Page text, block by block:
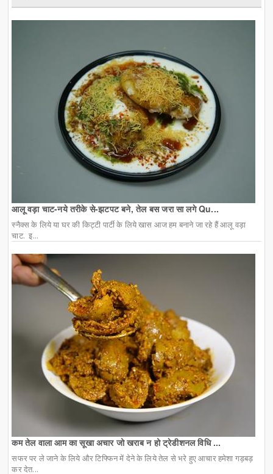
आलू वड़ा चाट-नये तरीके से-झटपट बने, तेल बस जरा सा लगे Qu...
स्नैक्स के लिये या घर की किट्टी पार्टी के लिये खास आज हम बनाने जा रहे हैं आलू वड़ा
चाट. इ...
कम तेल वाला आम का सूखा अचार जो खराब न हो ट्रेडीशनल विधि ...
सफर पर ले जाने के लिये और टिफ्फिन में देने के लिये तेल से भरे हुए आचार हमेशा गड़बड़
कर देत...